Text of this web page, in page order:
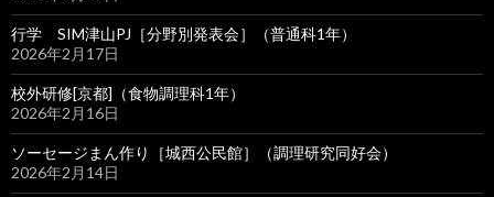
行学 SIM津山PJ［分野別発表会］（普通科1年）
2026年2月17日
校外研修[京都]（食物調理科1年）
2026年2月16日
ソーセージまん作り［城西公民館］（調理研究同好会）
2026年2月14日